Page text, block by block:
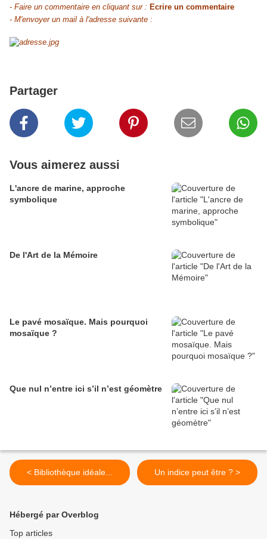
- Faire un commentaire en cliquant sur : Ecrire un commentaire
- M'envoyer un mail à l'adresse suivante :
Partager
Vous aimerez aussi
L'ancre de marine, approche
symbolique
De l'Art de la Mémoire
Le pavé mosaïque. Mais pourquoi
mosaïque ?
Que nul n’entre ici s’il n’est géomètre
< Bibliothèque idéale... Un indice peut être ? >
Hébergé par Overblog
Top articles